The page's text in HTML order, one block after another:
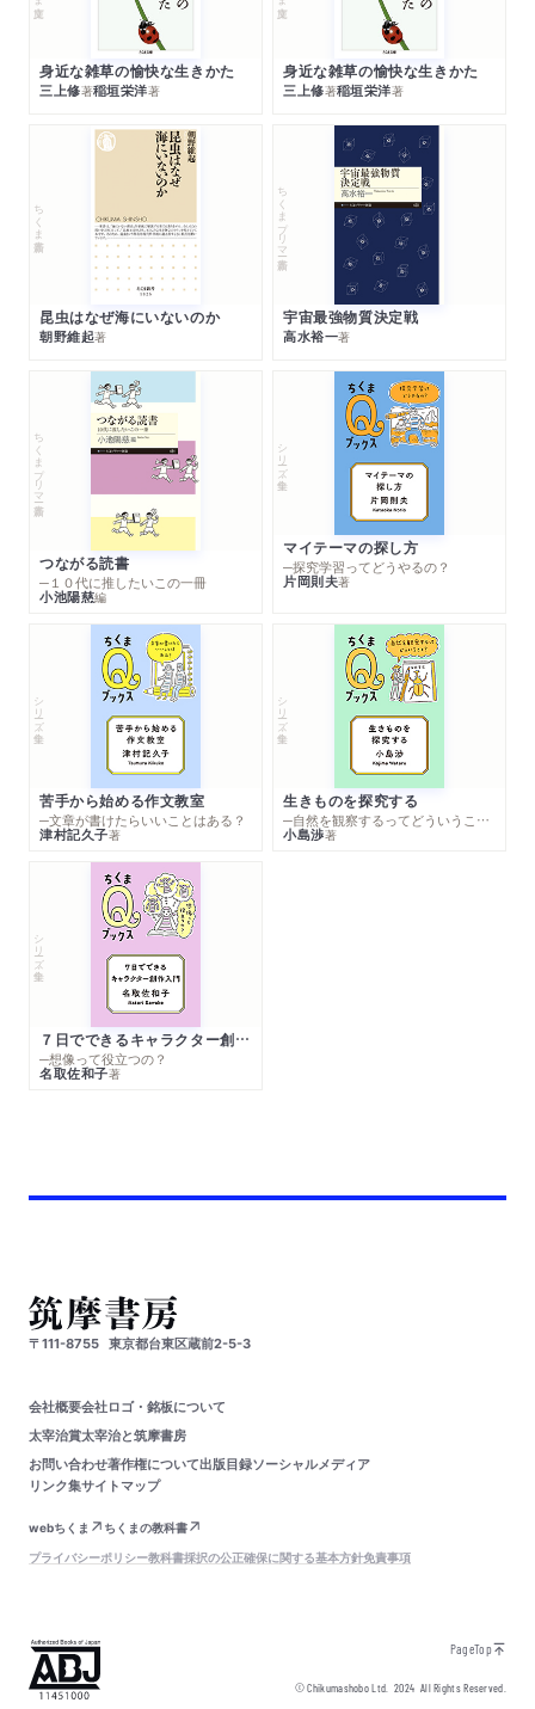
身近な雑草の愉快な生きかた
三上修著稲垣栄洋著
身近な雑草の愉快な生きかた
三上修著稲垣栄洋著
ちくま新書
昆虫はなぜ海にいないのか
朝野維起著
ちくまプリマー新書
宇宙最強物質決定戦
高水裕一著
ちくまプリマー新書
つながる読書
─１０代に推したいこの一冊
小池陽慈編
シリーズ・全集
マイテーマの探し方
─探究学習ってどうやるの？
片岡則夫著
シリーズ・全集
苦手から始める作文教室
─文章が書けたらいいことはある？
津村記久子著
シリーズ・全集
生きものを探究する
─自然を観察するってどういうこと？
小島渉著
シリーズ・全集
７日でできるキャラクター創作入門
─想像って役立つの？
名取佐和子著
〒111-8755 東京都台東区蔵前2-5-3
会社概要会社ロゴ・銘板について
太宰治賞太宰治と筑摩書房
お問い合わせ著作権について出版目録ソーシャルメディア
リンク集サイトマップ
webちくま
ちくまの教科書
プライバシーポリシー教科書採択の公正確保に関する基本方針免責事項
PageTop
© Chikumashobo Ltd.2024 All Rights Reserved.